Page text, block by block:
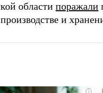
области поражали
и
i